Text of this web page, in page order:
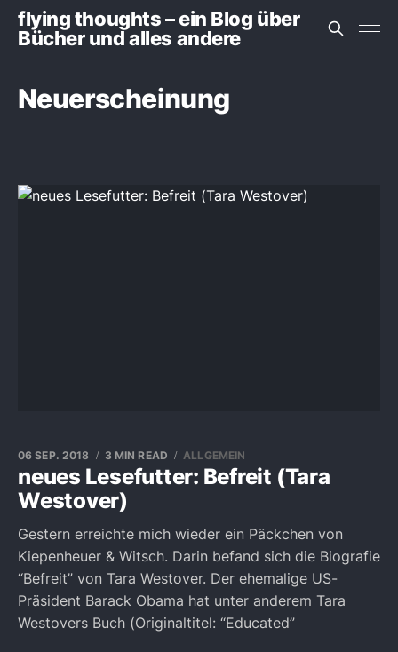
flying thoughts – ein Blog über
Bücher und alles andere
Neuerscheinung
neues Lesefutter: Befreit (Tara
Westover)
06 SEP. 2018 3 MIN READ ALLGEMEIN
Gestern erreichte mich wieder ein Päckchen von
Kiepenheuer & Witsch. Darin befand sich die Biografie
“Befreit” von Tara Westover. Der ehemalige US-
Präsident Barack Obama hat unter anderem Tara
Westovers Buch (Originaltitel: “Educated”